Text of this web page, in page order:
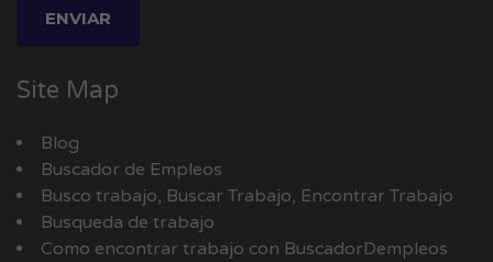
Site Map
Blog
Buscador de Empleos
Busco trabajo, Buscar Trabajo, Encontrar Trabajo
Busqueda de trabajo
Como encontrar trabajo con BuscadorDempleos